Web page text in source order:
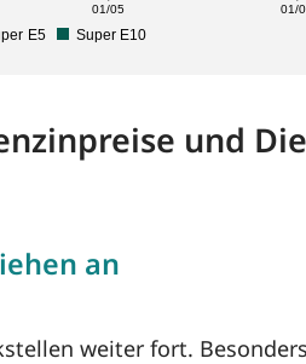
01/05 01/
E5 Super E10
und
an
weiter fort.